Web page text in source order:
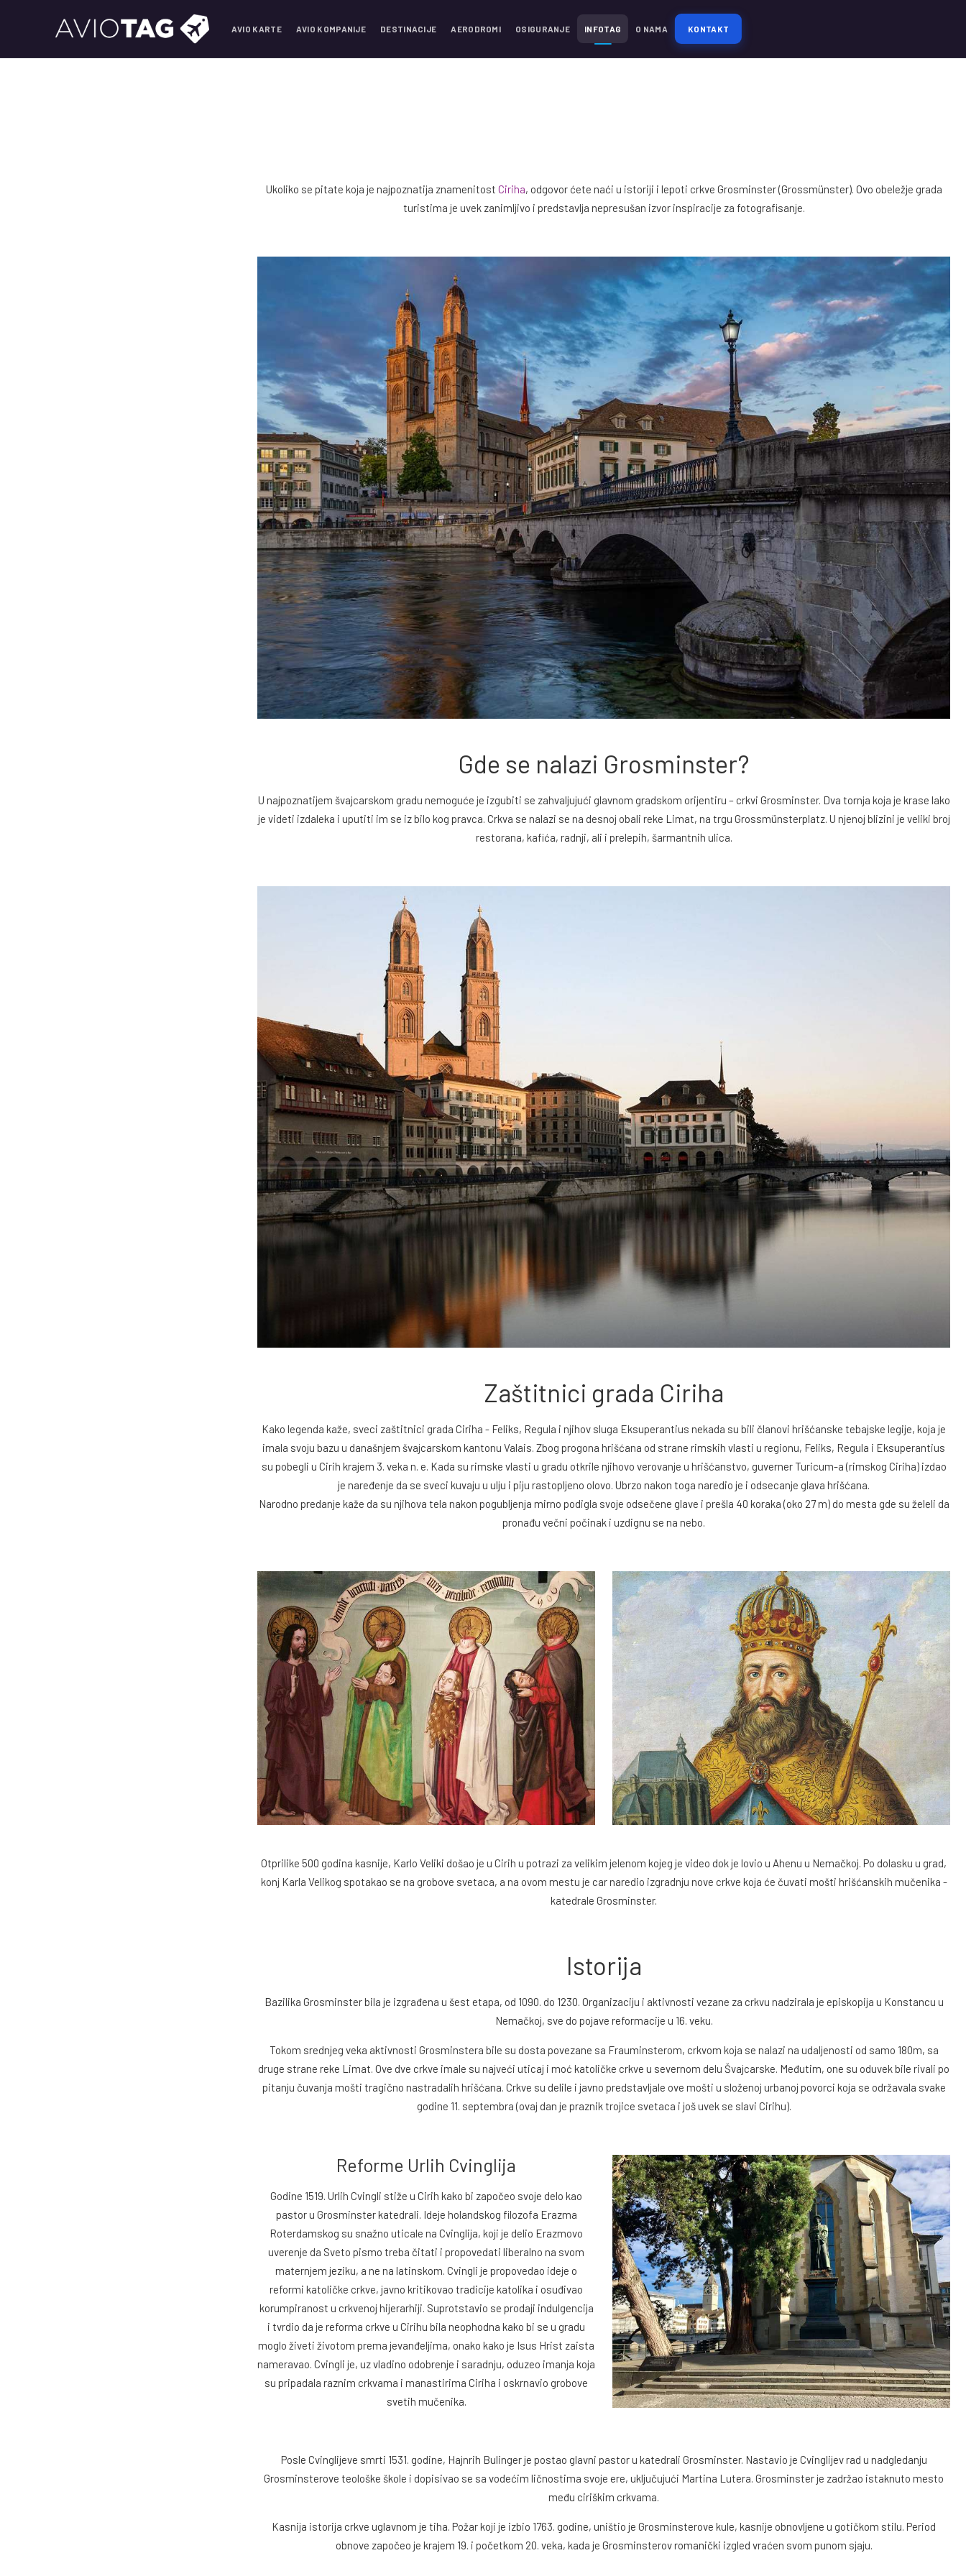
AVIO KARTE AVIO KOMPANIJE DESTINACIJE AERODROMI OSIGURANJE INFOTAG O NAMA KONTAKT
Ukoliko se pitate koja je najpoznatija znamenitost Ciriha, odgovor ćete naći u istoriji i lepoti crkve Grosminster (Grossmünster). Ovo obeležje grada
turistima je uvek zanimljivo i predstavlja nepresušan izvor inspiracije za fotografisanje.
Gde se nalazi Grosminster?
U najpoznatijem švajcarskom gradu nemoguće je izgubiti se zahvaljujući glavnom gradskom orijentiru – crkvi Grosminster. Dva tornja koja je krase lako
je videti izdaleka i uputiti im se iz bilo kog pravca. Crkva se nalazi se na desnoj obali reke Limat, na trgu Grossmünsterplatz. U njenoj blizini je veliki broj
restorana, kafića, radnji, ali i prelepih, šarmantnih ulica.
Zaštitnici grada Ciriha
Kako legenda kaže, sveci zaštitnici grada Ciriha - Feliks, Regula i njihov sluga Eksuperantius nekada su bili članovi hrišćanske tebajske legije, koja je
imala svoju bazu u današnjem švajcarskom kantonu Valais. Zbog progona hrišćana od strane rimskih vlasti u regionu, Feliks, Regula i Eksuperantius
su pobegli u Cirih krajem 3. veka n. e. Kada su rimske vlasti u gradu otkrile njihovo verovanje u hrišćanstvo, guverner Turicum-a (rimskog Ciriha) izdao
je naređenje da se sveci kuvaju u ulju i piju rastopljeno olovo. Ubrzo nakon toga naredio je i odsecanje glava hrišćana.
Narodno predanje kaže da su njihova tela nakon pogubljenja mirno podigla svoje odsečene glave i prešla 40 koraka (oko 27 m) do mesta gde su želeli da
pronađu večni počinak i uzdignu se na nebo.
Otprilike 500 godina kasnije, Karlo Veliki došao je u Cirih u potrazi za velikim jelenom kojeg je video dok je lovio u Ahenu u Nemačkoj. Po dolasku u grad,
konj Karla Velikog spotakao se na grobove svetaca, a na ovom mestu je car naredio izgradnju nove crkve koja će čuvati mošti hrišćanskih mučenika -
katedrale Grosminster.
Istorija
Bazilika Grosminster bila je izgrađena u šest etapa, od 1090. do 1230. Organizaciju i aktivnosti vezane za crkvu nadzirala je episkopija u Konstancu u
Nemačkoj, sve do pojave reformacije u 16. veku.
Tokom srednjeg veka aktivnosti Grosminstera bile su dosta povezane sa Frauminsterom, crkvom koja se nalazi na udaljenosti od samo 180m, sa
druge strane reke Limat. Ove dve crkve imale su najveći uticaj i moć katoličke crkve u severnom delu Švajcarske. Međutim, one su oduvek bile rivali po
pitanju čuvanja mošti tragično nastradalih hrišćana. Crkve su delile i javno predstavljale ove mošti u složenoj urbanoj povorci koja se održavala svake
godine 11. septembra (ovaj dan je praznik trojice svetaca i još uvek se slavi Cirihu).
Reforme Urlih Cvinglija
Godine 1519. Urlih Cvingli stiže u Cirih kako bi započeo svoje delo kao
pastor u Grosminster katedrali. Ideje holandskog filozofa Erazma
Roterdamskog su snažno uticale na Cvinglija, koji je delio Erazmovo
uverenje da Sveto pismo treba čitati i propovedati liberalno na svom
maternjem jeziku, a ne na latinskom. Cvingli je propovedao ideje o
reformi katoličke crkve, javno kritikovao tradicije katolika i osuđivao
korumpiranost u crkvenoj hijerarhiji. Suprotstavio se prodaji indulgencija
i tvrdio da je reforma crkve u Cirihu bila neophodna kako bi se u gradu
moglo živeti životom prema jevanđeljima, onako kako je Isus Hrist zaista
nameravao. Cvingli je, uz vladino odobrenje i saradnju, oduzeo imanja koja
su pripadala raznim crkvama i manastirima Ciriha i oskrnavio grobove
svetih mučenika.
Posle Cvinglijeve smrti 1531. godine, Hajnrih Bulinger je postao glavni pastor u katedrali Grosminster. Nastavio je Cvinglijev rad u nadgledanju
Grosminsterove teološke škole i dopisivao se sa vodećim ličnostima svoje ere, uključujući Martina Lutera. Grosminster je zadržao istaknuto mesto
među ciriškim crkvama.
Kasnija istorija crkve uglavnom je tiha. Požar koji je izbio 1763. godine, uništio je Grosminsterove kule, kasnije obnovljene u gotičkom stilu. Period
obnove započeo je krajem 19. i početkom 20. veka, kada je Grosminsterov romanički izgled vraćen svom punom sjaju.